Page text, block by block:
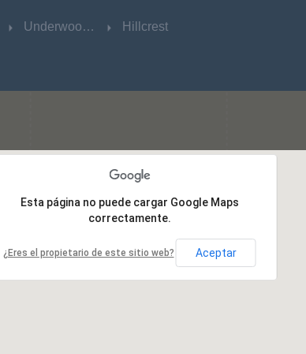
Underwood Central Hillcrest
Esta página no puede cargar Google Maps
correctamente.
¿Eres el propietario de este sitio web? Aceptar
Esta página no puede cargar Google Maps
correctamente.
¿Eres el propietario de este sitio web? Aceptar
Underwood Central Hillcrest